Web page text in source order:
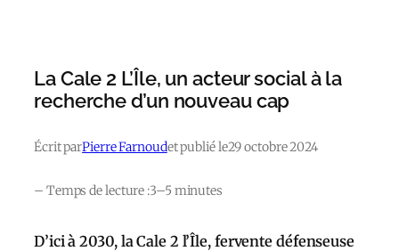
La Cale 2 L’Île, un acteur social à la
recherche d’un nouveau cap
Écrit parPierre Farnoudet publié le29 octobre 2024
– Temps de lecture :3–5 minutes
D’ici à 2030, la Cale 2 l’Île, fervente défenseuse